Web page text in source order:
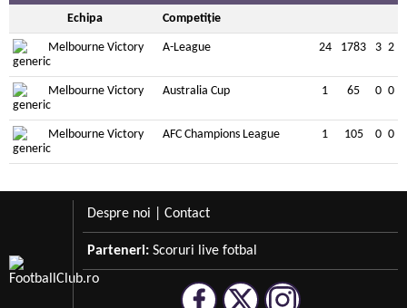
Echipa Competiție
Melbourne Victory A-League 24 1783 3 2
Melbourne Victory Australia Cup 1 65 0 0
Melbourne Victory AFC Champions League 1 105 0 0
Despre noi Contact
Parteneri: Scoruri live fotbal